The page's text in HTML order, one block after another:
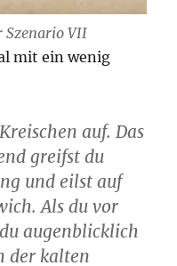
Szenario VII
mit ein wenig
auf. Das
greifst du
und eilst auf
Als du vor
augenblicklich
der kalten